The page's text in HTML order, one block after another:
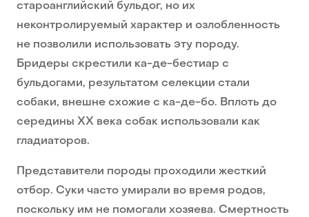
староанглийский бульдог, но их
неконтролируемый характер и озлобленность
не позволили использовать эту породу.
Бридеры скрестили ка-де-бестиар с
бульдогами, результатом селекции стали
собаки, внешне схожие с ка-де-бо. Вплоть до
середины ХХ века собак использовали как
гладиаторов.
Представители породы проходили жесткий
отбор. Суки часто умирали во время родов,
поскольку им не помогали хозяева. Смертность